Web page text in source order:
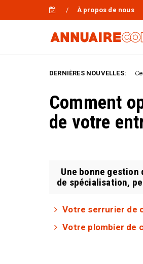
À propos de nous
DERNIÈRES NOUVELLES:
Uncategorized Serrurier Centre de
Comment
de votre
Une bonne
de spécialisation,
Votre serrurier de
Votre plombier de